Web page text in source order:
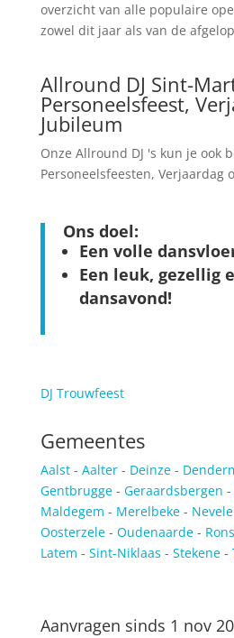
overzicht van alle populaire
zowel dit jaar als van de
Allround DJ Sint-
Personeelsfeest,
Jubileum
Onze Allround DJ 's kun je ook
Personeelsfeesten, Verjaardag
Ons doel:
Een volle
Een leuk, gezellig
dansavond!
DJ Trouwfeest
Gemeentes
Aalst- Aalter- Deinze-
Gentbrugge- Geraardsbergen -
Maldegem - Merelbeke - Nevele
Oosterzele- Oudenaarde-
Latem - Sint-Niklaas - Stekene-
Aanvragen sinds 1 nov